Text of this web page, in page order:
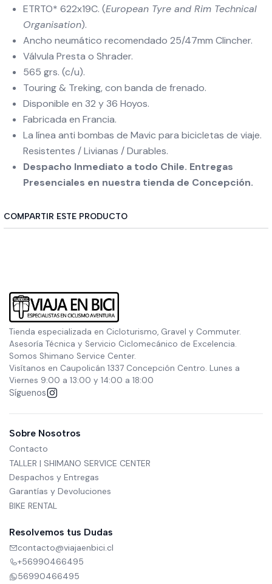
ETRTO* 622x19C. (European Tyre and Rim Technical
Organisation).
Ancho neumático recomendado 25/47mm Clincher.
Válvula Presta o Shrader.
565 grs. (c/u).
Touring & Treking, con banda de frenado.
Disponible en 32 y 36 Hoyos.
Fabricada en Francia.
La línea anti bombas de Mavic para bicicletas de viaje.
Resistentes / Livianas / Durables.
Despacho Inmediato a todo Chile. Entregas
Presenciales en nuestra tienda de Concepción.
COMPARTIR ESTE PRODUCTO
Tienda especializada en Cicloturismo, Gravel y Commuter.
Asesoría Técnica y Servicio Ciclomecánico de Excelencia.
Somos Shimano Service Center.
Visítanos en Caupolicán 1337 Concepción Centro. Lunes a
Viernes 9:00 a 13:00 y 14:00 a 18:00
Síguenos
Sobre Nosotros
Contacto
TALLER | SHIMANO SERVICE CENTER
Despachos y Entregas
Garantías y Devoluciones
BIKE RENTAL
Resolvemos tus Dudas
contacto@viajaenbici.cl
+56990466495
56990466495